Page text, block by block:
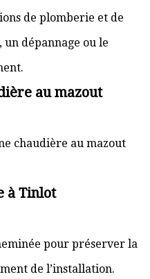
de plomberie et de
dépannage ou le
au mazout
chaudière au mazout
à Tinlot
pour préserver la
de l’installation.